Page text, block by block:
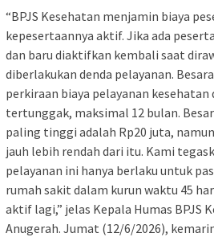
“BPJS Kesehatan menjamin biaya
kepesertaannya aktif. Jika ada
dan baru diaktifkan kembali saat
diberlakukan denda pelayanan.
perkiraan biaya pelayanan
tertunggak, maksimal 12 bulan.
paling tinggi adalah Rp20 juta,
jauh lebih rendah dari itu. Kami
pelayanan ini hanya berlaku untuk
rumah sakit dalam kurun waktu 45
aktif lagi,” jelas Kepala Humas BPJS
Anugerah. Jumat (12/6/2026),